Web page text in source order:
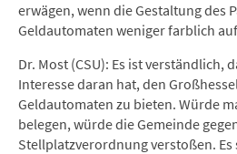
erwägen, wenn die Gestaltung des
Geldautomaten weniger farblich
Dr. Most (CSU): Es ist verständlich,
Interesse daran hat, den
Geldautomaten zu bieten. Würde
belegen, würde die Gemeinde
Stellplatzverordnung verstoßen.